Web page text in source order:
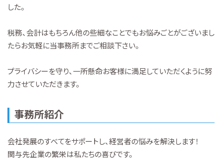
した。
税務、会計はもちろん他の些細なことでもお悩みごとがございまし
たらお気軽に当事務所までご相談下さい。
プライバシーを守り、一所懸命お客様に満足していただくように努
力させていただきます。
事務所紹介
会社発展のすべてをサポートし、経営者の悩みを解決します！
関与先企業の繁栄は私たちの喜びです。